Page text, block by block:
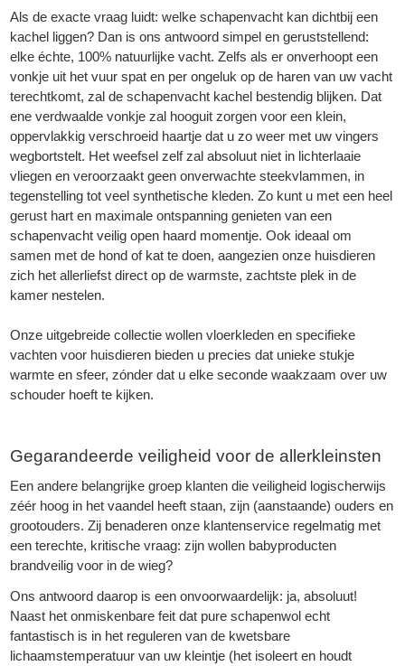
Als de exacte vraag luidt: welke schapenvacht kan dichtbij een
kachel liggen? Dan is ons antwoord simpel en geruststellend:
elke échte, 100% natuurlijke vacht. Zelfs als er onverhoopt een
vonkje uit het vuur spat en per ongeluk op de haren van uw vacht
terechtkomt, zal de schapenvacht kachel bestendig blijken. Dat
ene verdwaalde vonkje zal hooguit zorgen voor een klein,
oppervlakkig verschroeid haartje dat u zo weer met uw vingers
wegbortstelt. Het weefsel zelf zal absoluut niet in lichterlaaie
vliegen en veroorzaakt geen onverwachte steekvlammen, in
tegenstelling tot veel synthetische kleden. Zo kunt u met een heel
gerust hart en maximale ontspanning genieten van een
schapenvacht veilig open haard momentje. Ook ideaal om
samen met de hond of kat te doen, aangezien onze huisdieren
zich het allerliefst direct op de warmste, zachtste plek in de
kamer nestelen.
Onze uitgebreide collectie wollen vloerkleden en specifieke
vachten voor huisdieren bieden u precies dat unieke stukje
warmte en sfeer, zónder dat u elke seconde waakzaam over uw
schouder hoeft te kijken.
Gegarandeerde veiligheid voor de allerkleinsten
Een andere belangrijke groep klanten die veiligheid logischerwijs
zéér hoog in het vaandel heeft staan, zijn (aanstaande) ouders en
grootouders. Zij benaderen onze klantenservice regelmatig met
een terechte, kritische vraag: zijn wollen babyproducten
brandveilig voor in de wieg?
Ons antwoord daarop is een onvoorwaardelijk: ja, absoluut!
Naast het onmiskenbare feit dat pure schapenwol echt
fantastisch is in het reguleren van de kwetsbare
lichaamstemperatuur van uw kleintje (het isoleert en houdt